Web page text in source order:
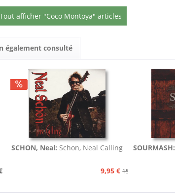
Tout afficher "Coco Montoya" articles
également consulté
SCHON, Neal: Schon, Neal Calling
9,95 € 15,75 €
SOURMASH: